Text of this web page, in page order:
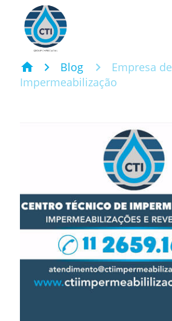
home Blog
Empresa de
Impermeabilização